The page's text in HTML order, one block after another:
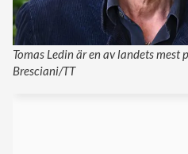
Tomas Ledin är en av landets
Bresciani/TT